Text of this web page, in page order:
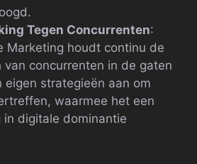
Tegen Concurrenten:
Marketing houdt continu de
van concurrenten in de gaten
eigen strategieën aan om
waarmee het een
in digitale dominantie